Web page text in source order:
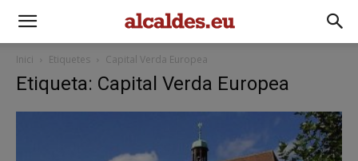
Inici Etiquetes Capital Verda Europea
Etiqueta: Capital Verda Europea